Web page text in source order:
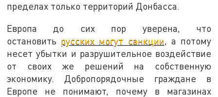
пределах только территорий Донбасса.
Европа до сих пор уверена, что
остановить русских могут санкции, а потому
несет убытки и разрушительное воздействие
от своих же решений на собственную
экономику. Добропорядочные граждане в
Европе не понимают, почему в магазинах